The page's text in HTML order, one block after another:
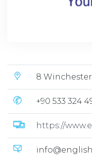
8
+90 533 324
https://